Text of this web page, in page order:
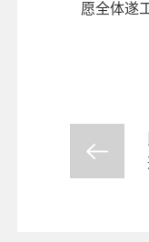
愿全体遂